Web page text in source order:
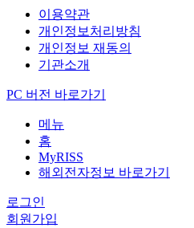
이용약관
개인정보처리방침
개인정보 재동의
기관소개
PC 버전 바로가기
메뉴
홈
MyRISS
해외전자정보 바로가기
로그인
회원가입